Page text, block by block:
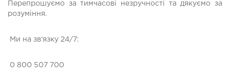
Перепрошуємо за тимчасові незручності та дякуємо за
розуміння.
Ми на зв‘язку 24/7:
0 800 507 700